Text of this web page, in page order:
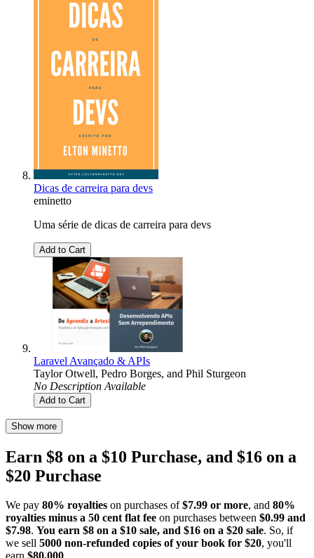
Dicas de carreira para devs
eminetto
Uma série de dicas de carreira para devs
Add to Cart
Laravel Avançado & APIs
Taylor Otwell, Pedro Borges, and Phil Sturgeon
No Description Available
Add to Cart
Show more
Earn $8 on a $10 Purchase, and $16 on a
$20 Purchase
We pay 80% royalties on purchases of$7.99 or more, and 80%
royalties minus a 50 cent flat fee on purchases between $0.99 and
$7.98. You earn $8 on a $10 sale, and $16 on a $20 sale. So, if
we sell 5000 non-refunded copies of your book for $20, you'll